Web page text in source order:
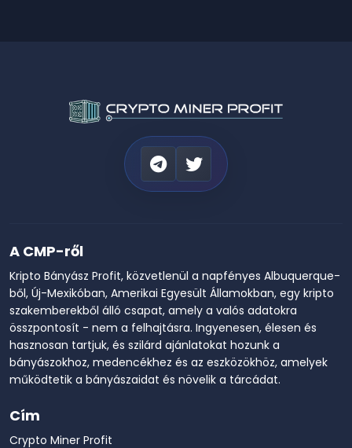
A CMP-ről
Kripto Bányász Profit, közvetlenül a napfényes Albuquerque-
ből, Új-Mexikóban, Amerikai Egyesült Államokban, egy kripto
szakemberekből álló csapat, amely a valós adatokra
összpontosít - nem a felhajtásra. Ingyenesen, élesen és
hasznosan tartjuk, és szilárd ajánlatokat hozunk a
bányászokhoz, medencékhez és az eszközökhöz, amelyek
működtetik a bányászaidat és növelik a tárcádat.
Cím
Crypto Miner Profit